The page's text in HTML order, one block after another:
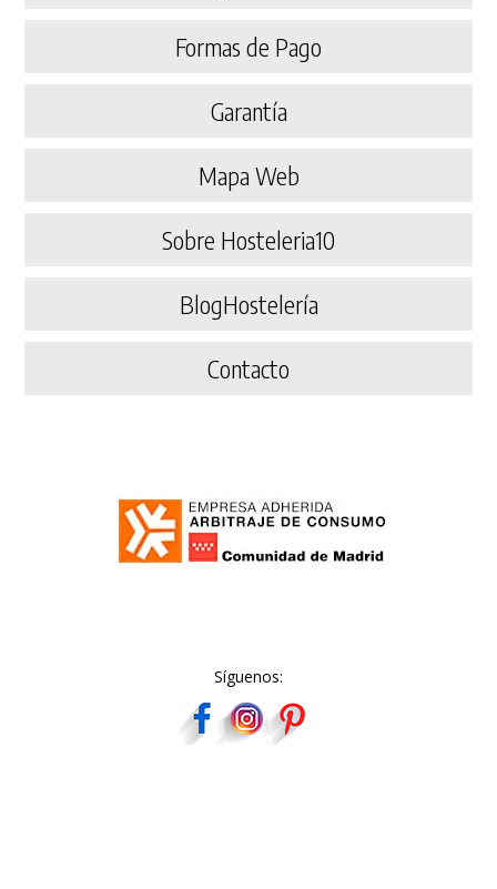
Formas de Pago
Garantía
Mapa Web
Sobre Hosteleria10
BlogHostelería
Contacto
Síguenos: